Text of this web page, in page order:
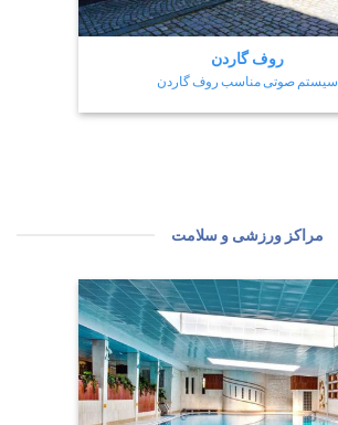
روف گاردن
سیستم صوتی مناسب روف گاردن
مراکز ورزشی و سلامت